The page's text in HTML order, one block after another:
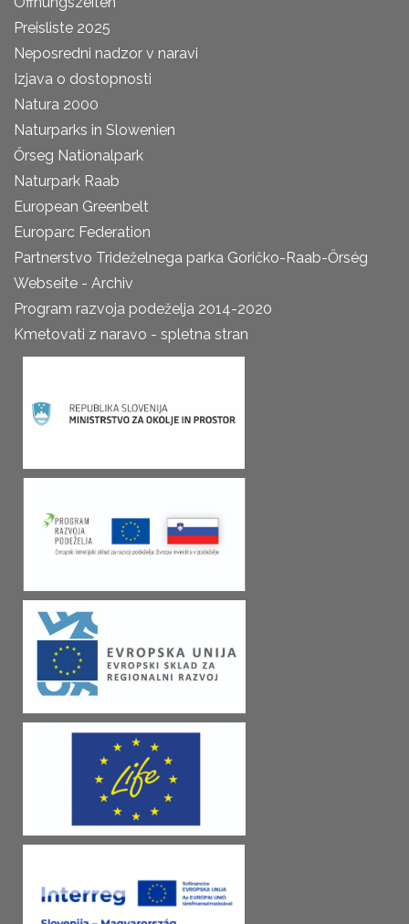
Preisliste 2025
Neposredni nadzor v naravi
Izjava o dostopnosti
Natura 2000
Naturparks in Slowenien
Őrseg Nationalpark
Naturpark Raab
European Greenbelt
Europarc Federation
Partnerstvo Trideželnega parka Goričko-Raab-Őrség
Webseite - Archiv
Program razvoja podeželja 2014-2020
Kmetovati z naravo - spletna stran